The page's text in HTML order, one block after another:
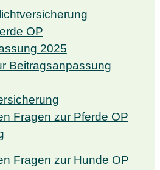
OP
2025
Beitragsanpassung
Fragen zur Pferde OP
Fragen zur Hunde OP